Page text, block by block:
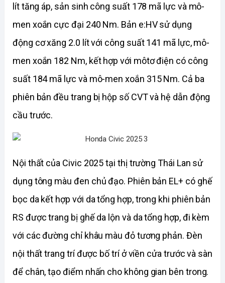
lít tăng áp, sản sinh công suất 178 mã lực và mô-
men xoắn cực đại 240 Nm. Bản e:HV sử dụng
động cơ xăng 2.0 lít với công suất 141 mã lực, mô-
men xoắn 182 Nm, kết hợp với môtơ điện có công
suất 184 mã lực và mô-men xoắn 315 Nm. Cả ba
phiên bản đều trang bị hộp số CVT và hệ dẫn động
cầu trước.
Nội thất của Civic 2025 tại thị trường Thái Lan sử
dụng tông màu đen chủ đạo. Phiên bản EL+ có ghế
bọc da kết hợp với da tổng hợp, trong khi phiên bản
RS được trang bị ghế da lộn và da tổng hợp, đi kèm
với các đường chỉ khâu màu đỏ tương phản. Đèn
nội thất trang trí được bố trí ở viền cửa trước và sàn
để chân, tạo điểm nhấn cho không gian bên trong.